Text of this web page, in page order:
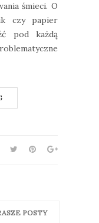
śmieci. O
czy papier
pod każdą
POSTY